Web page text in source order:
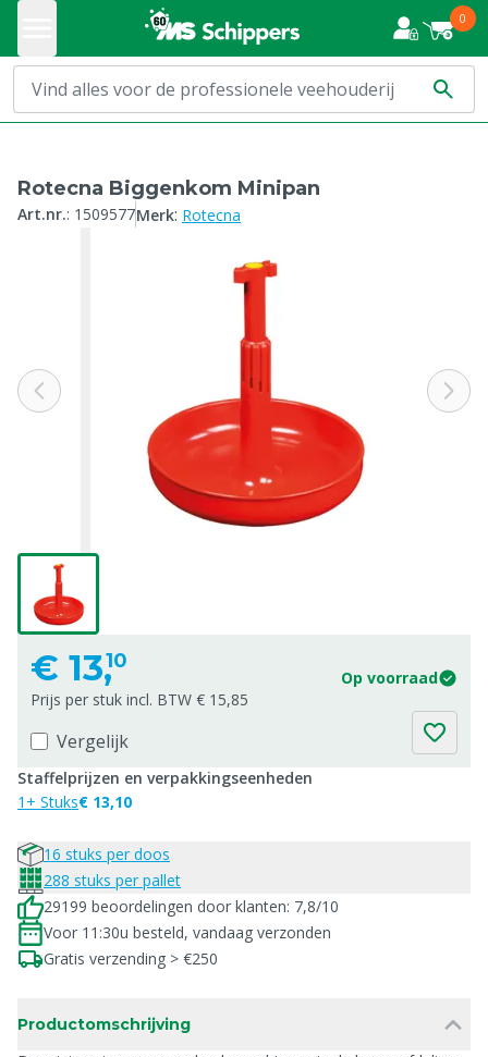
0
Rotecna Biggenkom Minipan
Art.nr.: 1509577Merk: Rotecna
€ 13,10
Op voorraad
Prijs per stuk incl. BTW € 15,85
Vergelijk
Staffelprijzen en verpakkingseenheden
1+ Stuks€ 13,10
16 stuks per doos
288 stuks per pallet
29199 beoordelingen door klanten: 7,8/10
Voor 11:30u besteld, vandaag verzonden
Gratis verzending > €250
Productomschrijving